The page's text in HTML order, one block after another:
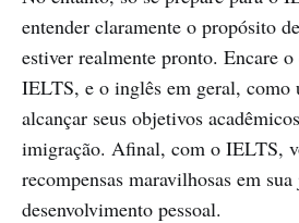
entender claramente o propósito
estiver realmente pronto. Encare
IELTS, e o inglês em geral, como
alcançar seus objetivos
imigração. Afinal, com o IELTS,
recompensas maravilhosas em
desenvolvimento pessoal.